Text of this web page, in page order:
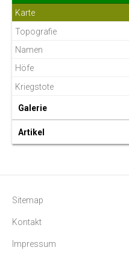
Karte
Topografie
Namen
Höfe
Kriegstote
Galerie
Artikel
Sitemap
Kontakt
Impressum